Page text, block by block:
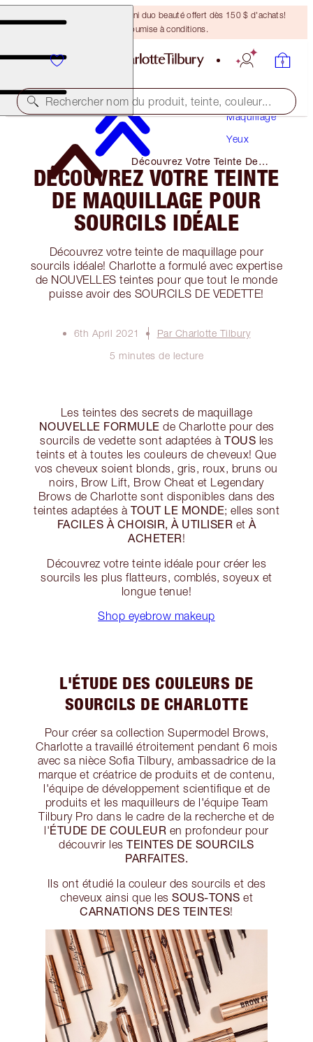
DERNIÈRE CHANCE ! Un mini duo beauté offert dès 150 $ d'achats!
Offre soumise à conditions.
Rechercher nom du produit, teinte, couleur...
Maquillage
Yeux
Découvrez Votre Teinte De
Maquillage Pour Sourcils IDéale
DÉCOUVREZ VOTRE TEINTE
DE MAQUILLAGE POUR
SOURCILS IDÉALE
Découvrez votre teinte de maquillage pour
sourcils idéale! Charlotte a formulé avec expertise
de NOUVELLES teintes pour que tout le monde
puisse avoir des SOURCILS DE VEDETTE!
6th April 2021
Par Charlotte Tilbury
5 minutes de lecture
Les teintes des secrets de maquillage
NOUVELLE FORMULE de Charlotte pour des
sourcils de vedette sont adaptées à TOUS les
teints et à toutes les couleurs de cheveux! Que
vos cheveux soient blonds, gris, roux, bruns ou
noirs, Brow Lift, Brow Cheat et Legendary
Brows de Charlotte sont disponibles dans des
teintes adaptées à TOUT LE MONDE; elles sont
FACILES À CHOISIR, À UTILISER et À
ACHETER!
Découvrez votre teinte idéale pour créer les
sourcils les plus flatteurs, comblés, soyeux et
longue tenue!
Shop eyebrow makeup
L'ÉTUDE DES COULEURS DE
SOURCILS DE CHARLOTTE
Pour créer sa collection Supermodel Brows,
Charlotte a travaillé étroitement pendant 6 mois
avec sa nièce Sofia Tilbury, ambassadrice de la
marque et créatrice de produits et de contenu,
l'équipe de développement scientifique et de
produits et les maquilleurs de l'équipe Team
Tilbury Pro dans le cadre de la recherche et de
l'ÉTUDE DE COULEUR en profondeur pour
découvrir lesTEINTES DE SOURCILS
PARFAITES.
Ils ont étudié la couleur des sourcils et des
cheveux ainsi que les SOUS-TONS et
CARNATIONS DES TEINTES!